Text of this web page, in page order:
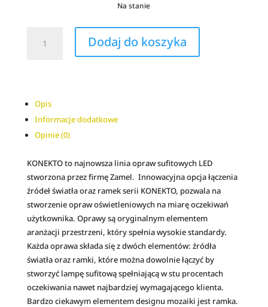
Na stanie
Ramka
TYP:
LSR-
SK-
Dodaj do koszyka
Opis
Informacje dodatkowe
Opinie (0)
KONEKTO to najnowsza linia opraw sufitowych LED
stworzona przez firmę Zamel. Innowacyjna opcja łączenia
źródeł światła oraz ramek serii KONEKTO, pozwala na
stworzenie opraw oświetleniowych na miarę oczekiwań
użytkownika. Oprawy są oryginalnym elementem
aranżacji przestrzeni, który spełnia wysokie standardy.
Każda oprawa składa się z dwóch elementów: źródła
światła oraz ramki, które można dowolnie łączyć by
stworzyć lampę sufitową spełniającą w stu procentach
oczekiwania nawet najbardziej wymagającego klienta.
Bardzo ciekawym elementem designu mozaiki jest ramka.